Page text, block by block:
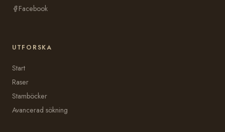
Facebook
UTFORSKA
Start
Raser
Stamböcker
Avancerad sökning